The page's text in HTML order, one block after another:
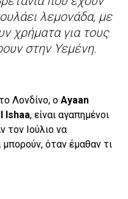
λεμονάδα, με
χρήματα για τους
στην Υεμένη.
Λονδίνο, ο Ayaan
Ishaa, είναι αγαπημένοι
τον Ιούλιο να
όταν έμαθαν τι